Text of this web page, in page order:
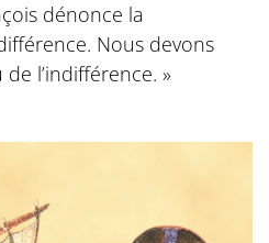
dénonce la
Nous devons
l’indifférence. »